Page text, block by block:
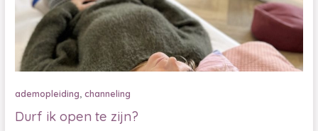
ademopleiding ,channeling
Durf ik open te zijn?